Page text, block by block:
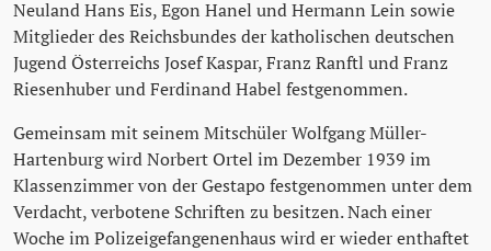
Neuland Hans Eis, Egon Hanel und Hermann Lein sowie
Mitglieder des Reichsbundes der katholischen deutschen
Jugend Österreichs Josef Kaspar, Franz Ranftl und Franz
Riesenhuber und Ferdinand Habel festgenommen.
Gemeinsam mit seinem Mitschüler Wolfgang Müller-
Hartenburg wird Norbert Ortel im Dezember 1939 im
Klassenzimmer von der Gestapo festgenommen unter dem
Verdacht, verbotene Schriften zu besitzen. Nach einer
Woche im Polizeigefangenenhaus wird er wieder enthaftet